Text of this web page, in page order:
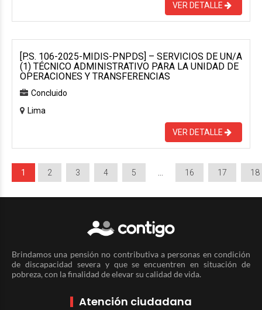
VER DETALLE
[P.S. 106-2025-MIDIS-PNPDS] – SERVICIOS DE UN/A
(1) TÉCNICO ADMINISTRATIVO PARA LA UNIDAD DE
OPERACIONES Y TRANSFERENCIAS
Concluido
Lima
VER DETALLE
1 2 3 4 5 16 17 18
Brindamos una pensión no contributiva a personas en condición
de discapacidad severa y que se encuentren en situación de
pobreza, con la finalidad de elevar su calidad de vida.
Atención ciudadana